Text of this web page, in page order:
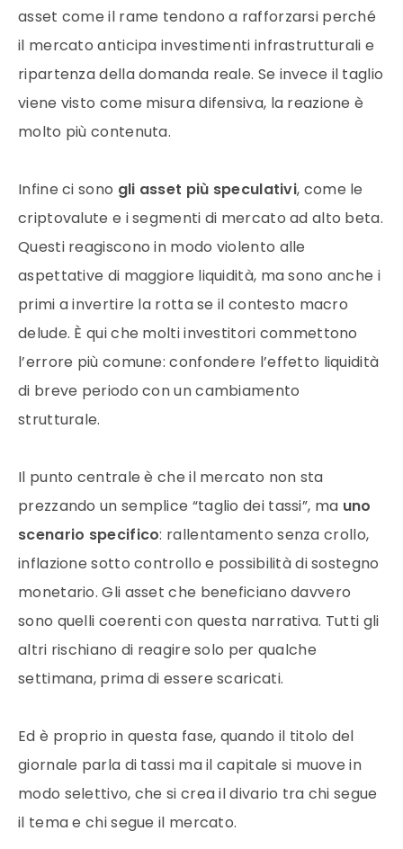
asset come il rame tendono a rafforzarsi perché
il mercato anticipa investimenti infrastrutturali e
ripartenza della domanda reale. Se invece il taglio
viene visto come misura difensiva, la reazione è
molto più contenuta.
Infine ci sono gli asset più speculativi, come le
criptovalute e i segmenti di mercato ad alto beta.
Questi reagiscono in modo violento alle
aspettative di maggiore liquidità, ma sono anche i
primi a invertire la rotta se il contesto macro
delude. È qui che molti investitori commettono
l’errore più comune: confondere l’effetto liquidità
di breve periodo con un cambiamento
strutturale.
Il punto centrale è che il mercato non sta
prezzando un semplice “taglio dei tassi”, ma uno
scenario specifico: rallentamento senza crollo,
inflazione sotto controllo e possibilità di sostegno
monetario. Gli asset che beneficiano davvero
sono quelli coerenti con questa narrativa. Tutti gli
altri rischiano di reagire solo per qualche
settimana, prima di essere scaricati.
Ed è proprio in questa fase, quando il titolo del
giornale parla di tassi ma il capitale si muove in
modo selettivo, che si crea il divario tra chi segue
il tema e chi segue il mercato.